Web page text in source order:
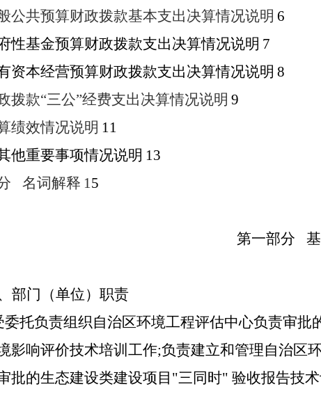
公共预算财政拨款基本支出决算情况说明 6
性基金预算财政拨款支出决算情况说明 7
资本经营预算财政拨款支出决算情况说明 8
拨款“三公”经费支出决算情况说明 9
绩效情况说明 11
他重要事项情况说明 13
名词解释 15
第一部分
部门 （单位）职责
委托负责组织自治区环境工程评估中心负责审批
影响评价技术培训工作;负责建立和管理自治区
批的生态建设类建设项目"三同时" 验收报告技